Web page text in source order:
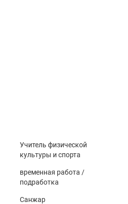
Учитель физической
культуры и спорта
временная работа /
подработка
Санжар